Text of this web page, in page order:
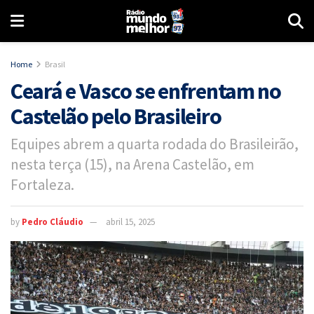
Home Brasil
Ceará e Vasco se enfrentam no
Castelão pelo Brasileiro
Equipes abrem a quarta rodada do Brasileirão,
nesta terça (15), na Arena Castelão, em
Fortaleza.
by Pedro Cláudio abril 15, 2025